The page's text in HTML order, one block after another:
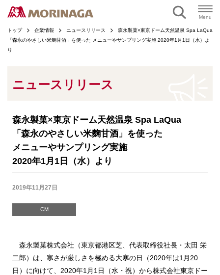
Menu
トップ 企業情報 ニュースリリース
森永製菓×東京ドーム天然温泉 Spa LaQua
「森永のやさしい米麴甘酒」を使った メニューやサンプリング実施 2020年1月1日（水）よ
り
ニュースリリース
森永製菓×東京ドーム天然温泉 Spa LaQua
「森永のやさしい米麴甘酒」を使った
メニューやサンプリング実施
2020年1月1日（水）より
2019年11月27日
CM
森永製菓株式会社（東京都港区芝、代表取締役社長・太田 栄
二郎）は、寒さが厳しさを極める大寒の日（2020年は1月20
日）に向けて、2020年1月1日（水・祝）から株式会社東京ドー